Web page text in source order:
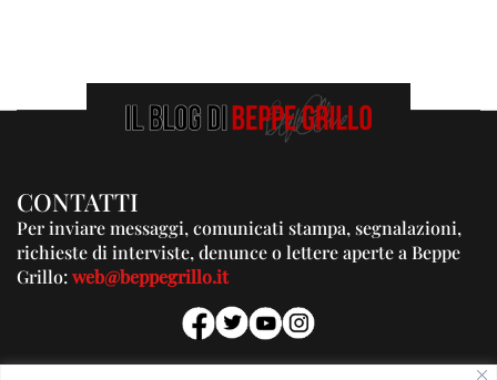
CONTATTI
Per inviare messaggi, comunicati stampa, segnalazioni,
richieste di interviste, denunce o lettere aperte a Beppe
Grillo:web@beppegrillo.it